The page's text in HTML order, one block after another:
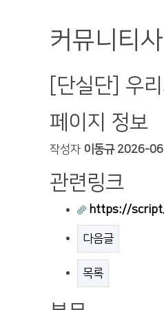
커뮤니티
[단실단] 우
페이지 정보
작성자 이동규 2026-
관련링크
https://
다음글
목록